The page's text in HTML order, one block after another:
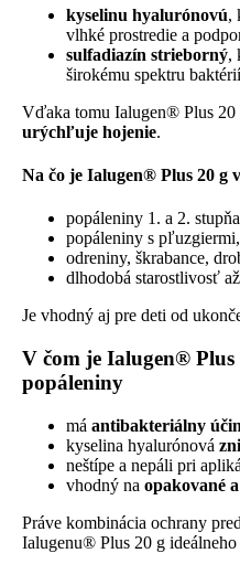
kyselinu hyalurónovú,
vlhké prostredie a
sulfadiazín strieborný,
širokému spektru
Vďaka tomu Ialugen® Plus 20
urýchľuje hojenie.
Na čo je Ialugen® Plus 20 g
popáleniny 1. a 2.
popáleniny s pľuzgiermi,
odreniny, škrabance,
dlhodobá starostlivosť
Je vhodný aj pre deti od
V čom je Ialugen® Plus
popáleniny
má antibakteriálny
kyselina hyalurónová
neštípe a nepáli pri
vhodný na opakované
Práve kombinácia ochrany
Ialugenu® Plus 20 g